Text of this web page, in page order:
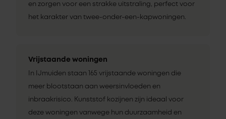
en zorgen voor een strakke uitstraling, perfect voor
het karakter van twee-onder-een-kapwoningen.
Vrijstaande woningen
In IJmuiden staan 165 vrijstaande woningen die
meer blootstaan aan weersinvloeden en
inbraakrisico. Kunststof kozijnen zijn ideaal voor
deze woningen vanwege hun duurzaamheid en